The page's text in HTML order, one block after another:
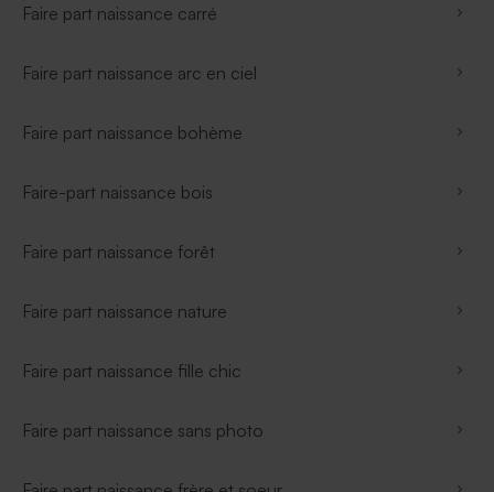
Faire part naissance carré
Faire part naissance arc en ciel
Faire part naissance bohème
Faire-part naissance bois
Faire part naissance forêt
Faire part naissance nature
Faire part naissance fille chic
Faire part naissance sans photo